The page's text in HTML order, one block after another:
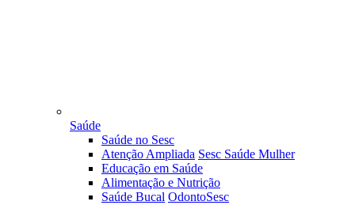
Saúde
Saúde no Sesc
Atenção Ampliada Sesc Saúde Mulher
Educação em Saúde
Alimentação e Nutrição
Saúde Bucal OdontoSesc